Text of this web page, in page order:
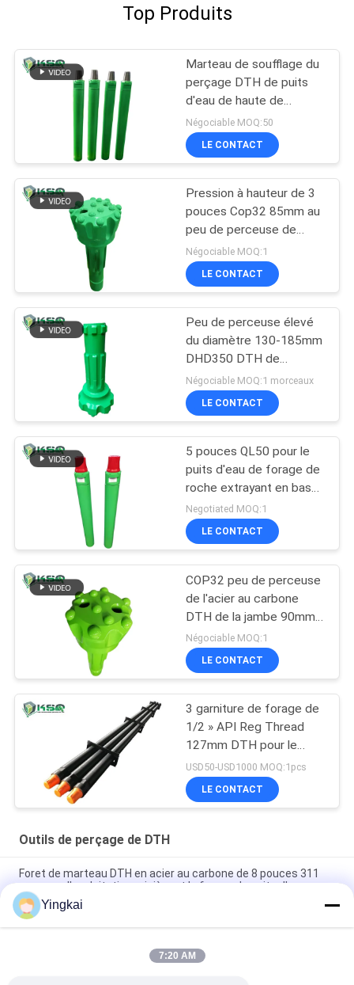
Top Produits
Marteau de soufflage du
perçage DTH de puits
d'eau de haute de
marteau de DTH roche
de pression
atmosphérique
Négociable MOQ:50
LE CONTACT
Pression à hauteur de 3
pouces Cop32 85mm au
peu de perceuse de
105mm Dth
Négociable MOQ:1
LE CONTACT
Peu de perceuse élevé
du diamètre 130-185mm
DHD350 DTH de
pression atmosphérique
pour le forage de roche
Négociable MOQ:1 morceaux
LE CONTACT
5 pouces QL50 pour le
puits d'eau de forage de
roche extrayant en bas
du marteau du trou DTH
Negotiated MOQ:1
LE CONTACT
COP32 peu de perceuse
de l'acier au carbone
DTH de la jambe 90mm
pour le perçage
d'exploitation et de
construction
Négociable MOQ:1
LE CONTACT
3 garniture de forage de
1/2 » API Reg Thread
127mm DTH pour le
puits d'eau et le
soufflage
USD50-USD1000 MOQ:1pcs
LE CONTACT
Outils de perçage de DTH
Foret de marteau DTH en acier au carbone de 8 pouces 311
mm pour l'exploitation minière et le forage de puits d'eau
QL50A-197mm DTH Hammer Button Bit pour une pénétration
élevée et résistant à la corrosion
273 mm d'acier allié surchargé avec traitement de
Yingkai
7:20 AM